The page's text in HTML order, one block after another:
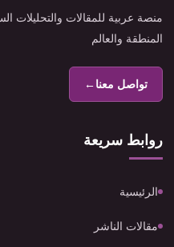
منصة عربية للمقالات والتحليلات
المنطقة والعالم
تواصل معنا←
روابط سريعة
الرئيسية
مقالات الناشر